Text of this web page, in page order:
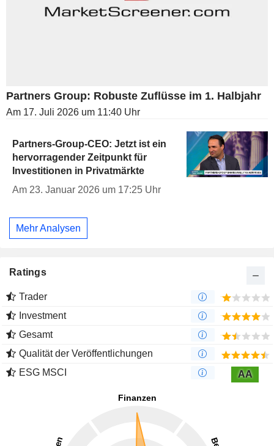
Partners Group: Robuste Zuflüsse im 1. Halbjahr
Am 17. Juli 2026 um 11:40 Uhr
Partners-Group-CEO: Jetzt ist ein
hervorragender Zeitpunkt für
Investitionen in Privatmärkte
Am 23. Januar 2026 um 17:25 Uhr
Mehr Analysen
Ratings
Trader
Investment
Gesamt
Qualität der Veröffentlichungen
ESG MSCI
AA